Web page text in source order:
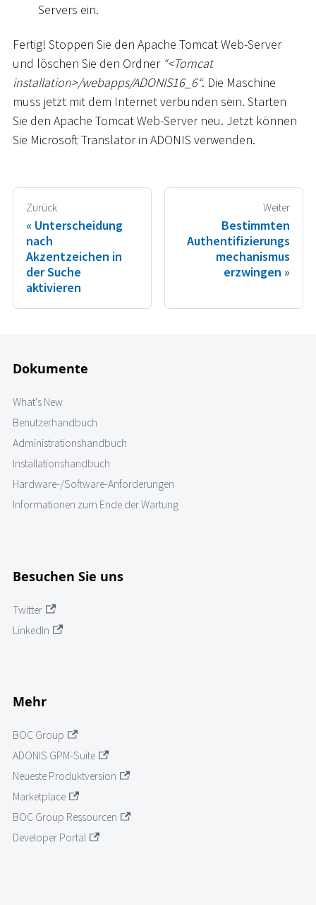
Servers ein.
Fertig! Stoppen Sie den Apache Tomcat Web-Server
und löschen Sie den Ordner “<Tomcat
installation>/webapps/ADONIS16_6“. Die Maschine
muss jetzt mit dem Internet verbunden sein. Starten
Sie den Apache Tomcat Web-Server neu. Jetzt können
Sie Microsoft Translator in ADONIS verwenden.
Zurück
Unterscheidung
nach
Akzentzeichen in
der Suche
aktivieren
Weiter
Bestimmten
Authentifizierungs
mechanismus
erzwingen
Dokumente
What's New
Benutzerhandbuch
Administrationshandbuch
Installationshandbuch
Hardware-/Software-Anforderungen
Informationen zum Ende der Wartung
Besuchen Sie uns
Twitter
LinkedIn
Mehr
BOC Group
ADONIS GPM-Suite
Neueste Produktversion
Marketplace
BOC Group Ressourcen
Developer Portal